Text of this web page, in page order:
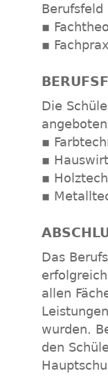
Berufsfeld
▪
▪
Die
▪
▪
▪
▪
Das
allen
wurden.
den